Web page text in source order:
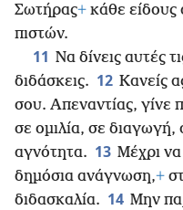
Σωτήρας+ κάθε
πιστών.
11 Να δίνεις αυτές
διδάσκεις. 12 Κανείς
σου. Απεναντίας, γίνε
σε ομιλία, σε
αγνότητα. 13 Μέχρι
δημόσια ανάγνωση,+
διδασκαλία. 14 Μην